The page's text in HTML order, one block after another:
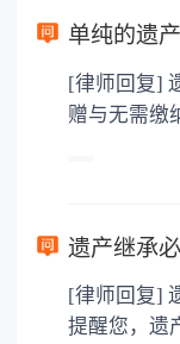
单纯的遗
[律师回复] 遗产赠予不一定要缴税。单纯的遗产
赠与无需缴
所得税、
要缴纳公证费，具
3. 印花税：按
地增值税：按房价
遗产继承
[律师回复] 遗产继承不是必须要公证。法律快车
提醒您，遗